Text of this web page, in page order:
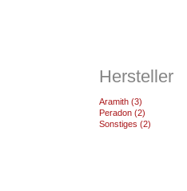
Hersteller
Aramith (3)
Peradon (2)
Sonstiges (2)